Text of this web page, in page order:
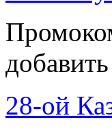
28-ой